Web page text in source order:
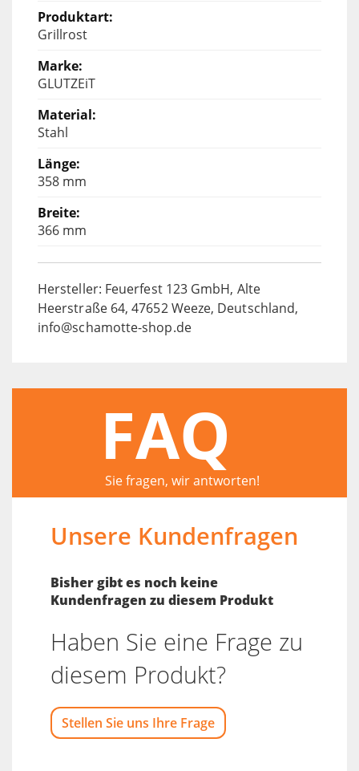
Grillrost
GLUTZEiT
Stahl
358 mm
366 mm
Hersteller: Feuerfest 123 GmbH, Alte
Heerstraße 64, 47652 Weeze, Deutschland,
info@schamotte-shop.de
FAQ
Sie fragen, wir antworten!
Unsere Kundenfragen
Bisher gibt es noch keine
Kundenfragen zu diesem Produkt
Haben Sie eine Frage zu
diesem Produkt?
Stellen Sie uns Ihre Frage